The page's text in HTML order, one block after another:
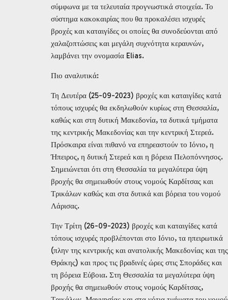
σύμφωνα με τα τελευταία προγνωστικά στοιχεία. Το
σύστημα κακοκαιρίας που θα προκαλέσει ισχυρές
βροχές και καταιγίδες οι οποίες θα συνοδεύονται από
χαλαζοπτώσεις και μεγάλη συχνότητα κεραυνών,
λαμβάνει την ονομασία Elias.
Πιο αναλυτικά:
Τη Δευτέρα (25-09-2023) βροχές και καταιγίδες κατά
τόπους ισχυρές θα εκδηλωθούν κυρίως στη Θεσσαλία,
καθώς και στη δυτική Μακεδονία, τα δυτικά τμήματα
της κεντρικής Μακεδονίας και την κεντρική Στερεά.
Πρόσκαιρα είναι πιθανό να επηρεαστούν το Ιόνιο, η
Ήπειρος, η δυτική Στερεά και η βόρεια Πελοπόννησος.
Σημειώνεται ότι στη Θεσσαλία τα μεγαλύτερα ύψη
βροχής θα σημειωθούν στους νομούς Καρδίτσας και
Τρικάλων καθώς και στα δυτικά και βόρεια του νομού
Λάρισας.
Την Τρίτη (26-09-2023) βροχές και καταιγίδες κατά
τόπους ισχυρές προβλέπονται στο Ιόνιο, τα ηπειρωτικά
(πλην της κεντρικής και ανατολικής Μακεδονίας και της
Θράκης) και προς τις βραδινές ώρες στις Σποράδες και
τη βόρεια Εύβοια. Στη Θεσσαλία τα μεγαλύτερα ύψη
βροχής θα σημειωθούν στους νομούς Καρδίτσας,